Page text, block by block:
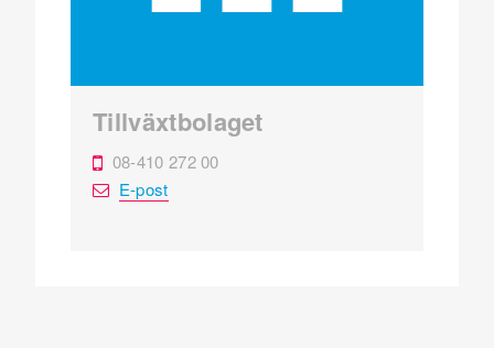
Tillväxtbolaget
08-410 272 00
E-post